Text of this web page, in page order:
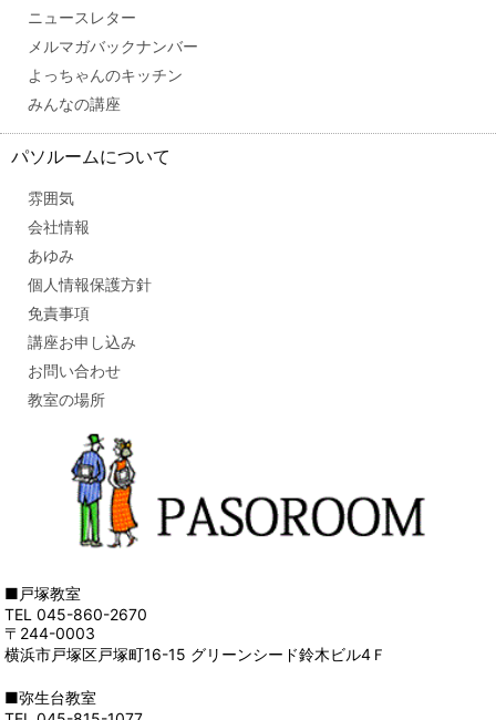
ニュースレター
メルマガバックナンバー
よっちゃんのキッチン
みんなの講座
パソルームについて
雰囲気
会社情報
あゆみ
個人情報保護方針
免責事項
講座お申し込み
お問い合わせ
教室の場所
■戸塚教室
TEL 045-860-2670
〒244-0003
横浜市戸塚区戸塚町16-15 グリーンシード鈴木ビル4Ｆ
■弥生台教室